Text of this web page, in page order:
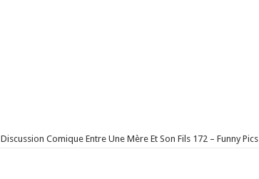
Discussion Comique Entre Une Mère Et Son Fils 172 – Funny Pics